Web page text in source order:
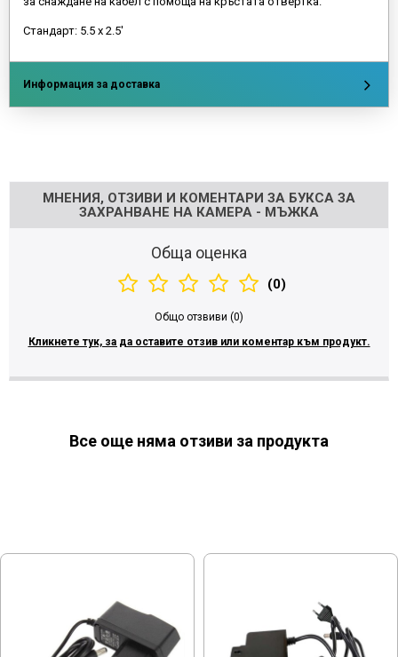
Стандарт: 5.5 х 2.5'
Информация за доставка
МНЕНИЯ, ОТЗИВИ И КОМЕНТАРИ ЗА БУКСА ЗА
ЗАХРАНВАНЕ НА КАМЕРА - МЪЖКА
Обща оценка
(0)
Общо отзвиви (0)
Кликнете тук, за да оставите отзив или коментар към продукт.
Все още няма отзиви за продукта